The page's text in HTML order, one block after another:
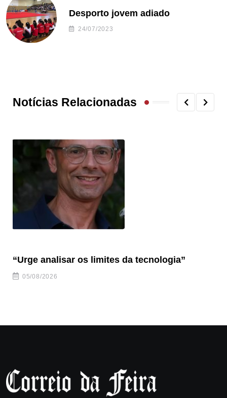
Desporto jovem adiado
24/07/2023
Notícias Relacionadas
“Urge analisar os limites da tecnologia”
05/08/2026